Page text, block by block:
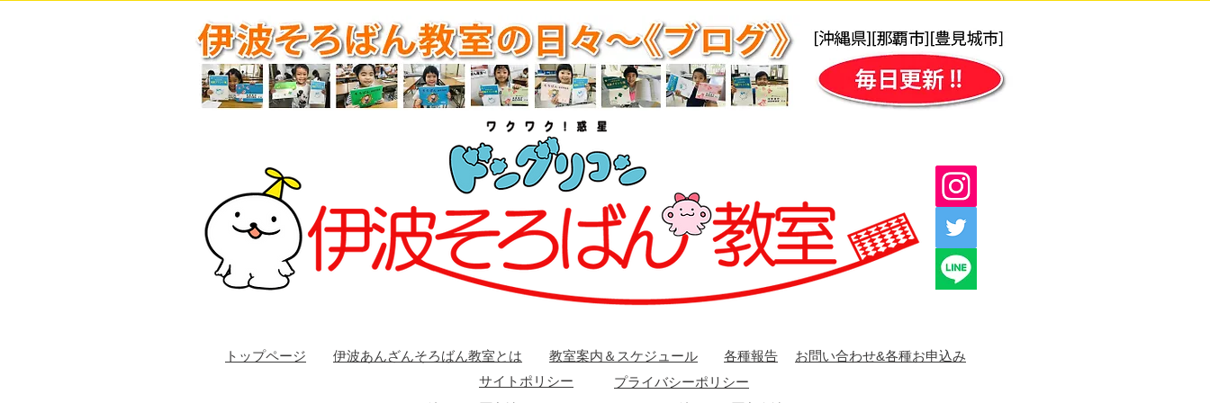
トップページ 伊波あんざんそろばん教室とは 教室案内＆スケジュール 各種報告
お問い合わせ&各種お申込み
サイトポリシー
プライバシーポリシー